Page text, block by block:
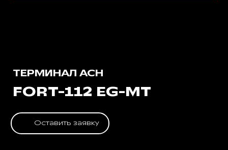
Оставить заявку
ТЕРМИНАЛ АСН
FORT-112 EG-MT